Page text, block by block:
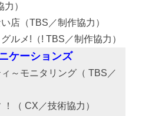
）
店（TBS／制作協力）
ルメ!（! TBS／制作協力）
ケーションズ
～モニタリング（ TBS／
（ CX／技術協力）